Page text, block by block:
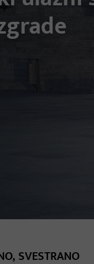
SVESTRANO